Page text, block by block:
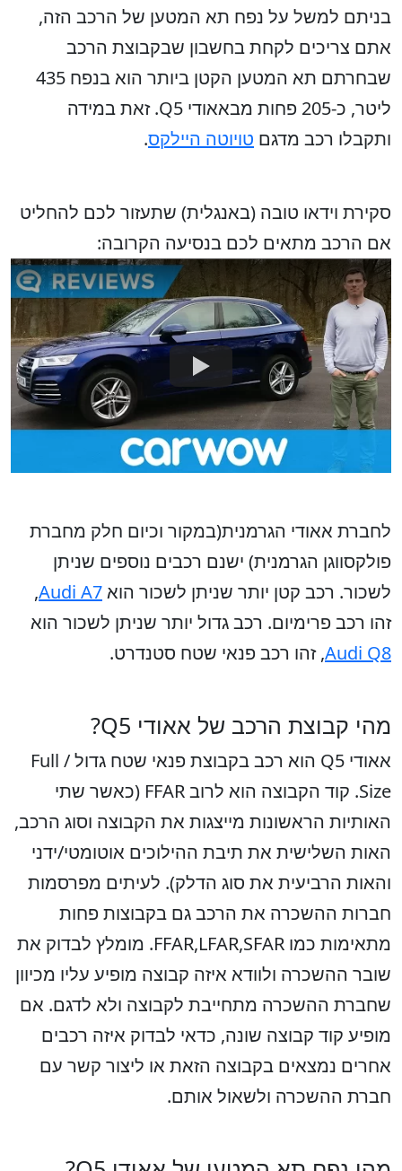
בניתם למשל על נפח תא המטען של הרכב הזה,
אתם צריכים לקחת בחשבון שבקבוצת הרכב
שבחרתם תא המטען הקטן ביותר הוא בנפח 435
ליטר, כ-205 פחות מבאאודי Q5. זאת במידה
ותקבלו רכב מדגם טויוטה היילקס.
סקירת וידאו טובה (באנגלית) שתעזור לכם להחליט
אם הרכב מתאים לכם בנסיעה הקרובה:
לחברת אאודי הגרמנית(במקור וכיום חלק מחברת
פולקסווגן הגרמנית) ישנם רכבים נוספים שניתן
לשכור. רכב קטן יותר שניתן לשכור הואAudi A7
,
זהו רכב פרימיום. רכב גדול יותר שניתן לשכור הוא
Audi Q8, זהו רכב פנאי שטח סטנדרט.
מהי קבוצת הרכב של אאודי Q5?
אאודי Q5 הוא רכב בקבוצת פנאי שטח גדול / Full
Size. קוד הקבוצה הוא לרוב FFAR (כאשר שתי
האותיות הראשונות מייצגות את הקבוצה וסוג הרכב,
האות השלישית את תיבת ההילוכים אוטומטי/ידני
והאות הרביעית את סוג הדלק). לעיתים מפרסמות
חברות ההשכרה את הרכב גם בקבוצות פחות
מתאימות כמו FFAR,LFAR,SFAR. מומלץ לבדוק את
שובר ההשכרה ולוודא איזה קבוצה מופיע עליו מכיוון
שחברת ההשכרה מתחייבת לקבוצה ולא לדגם. אם
מופיע קוד קבוצה שונה, כדאי לבדוק איזה רכבים
אחרים נמצאים בקבוצה הזאת או ליצור קשר עם
חברת ההשכרה ולשאול אותם.